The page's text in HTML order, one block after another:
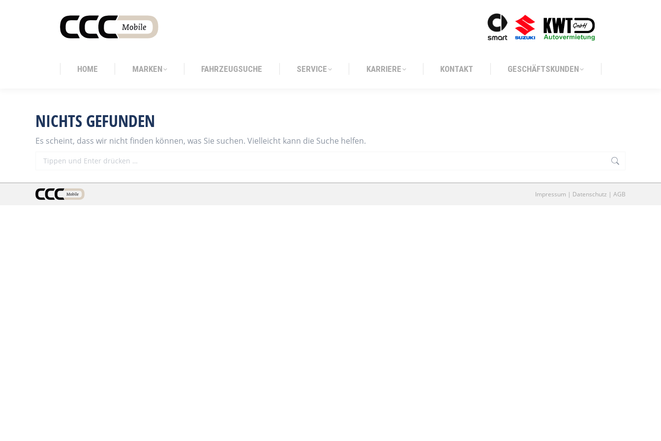
HOME MARKEN FAHRZEUGSUCHE SERVICE KARRIERE KONTAKT GESCHÄFTSKUNDEN
NICHTS GEFUNDEN
Es scheint, dass wir nicht finden können, was Sie suchen. Vielleicht kann die Suche helfen.
Search:
Impressum | Datenschutz | AGB
HOME MARKEN GESCHÄFTSKUNDEN